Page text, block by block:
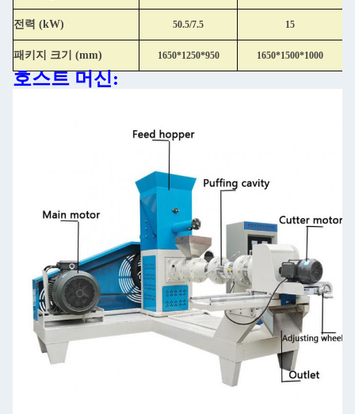
전력 (kW) 50.5/7.5 15
패키지 크기 (mm) 1650*1250*950 1650*1500*1000
호스트 머신: